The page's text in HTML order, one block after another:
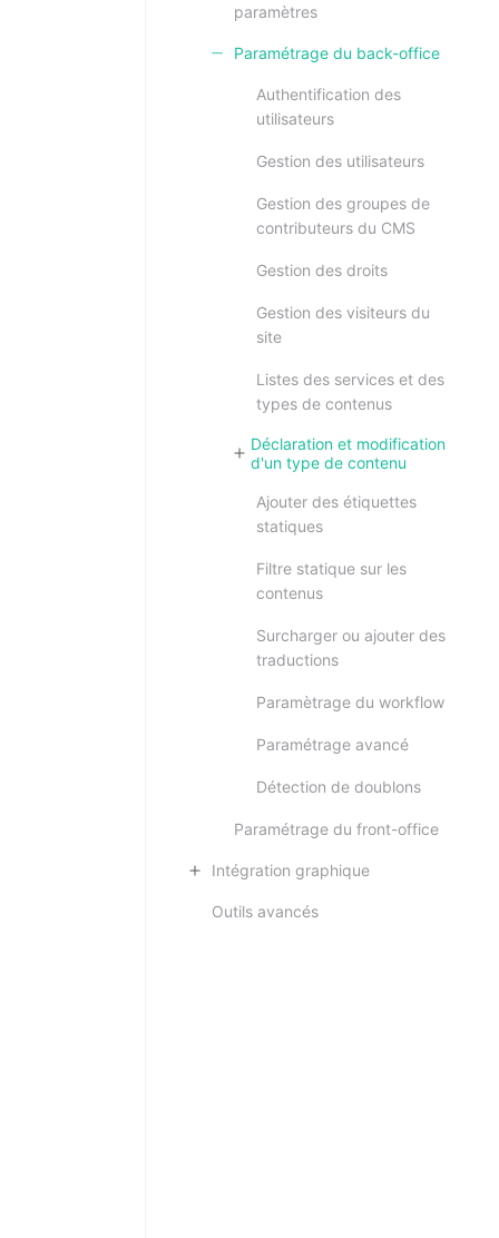
paramètres
Paramétrage du back-office
Authentification des
utilisateurs
Gestion des utilisateurs
Gestion des groupes de
contributeurs du CMS
Gestion des droits
Gestion des visiteurs du
site
Listes des services et des
types de contenus
Déclaration et modification
d'un type de contenu
Ajouter des étiquettes
statiques
Filtre statique sur les
contenus
Surcharger ou ajouter des
traductions
Paramètrage du workflow
Paramétrage avancé
Détection de doublons
Paramétrage du front-office
Intégration graphique
Outils avancés